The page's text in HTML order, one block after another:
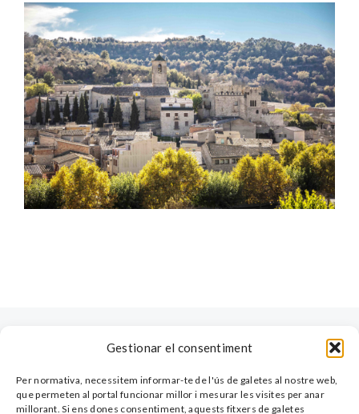
Gestionar el consentiment
Per normativa, necessitem informar-te de l'ús de galetes al nostre web,
que permeten al portal funcionar millor i mesurar les visites per anar
millorant. Si ens dones consentiment, aquests fitxers de galetes